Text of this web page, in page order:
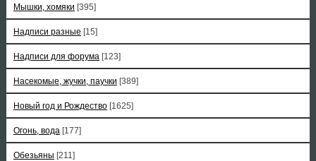
Мышки, хомяки [395]
Надписи разные [15]
Надписи для форума [123]
Насекомые, жучки, паучки [389]
Новый год и Рождество [1625]
Огонь, вода [177]
Обезьяны [211]